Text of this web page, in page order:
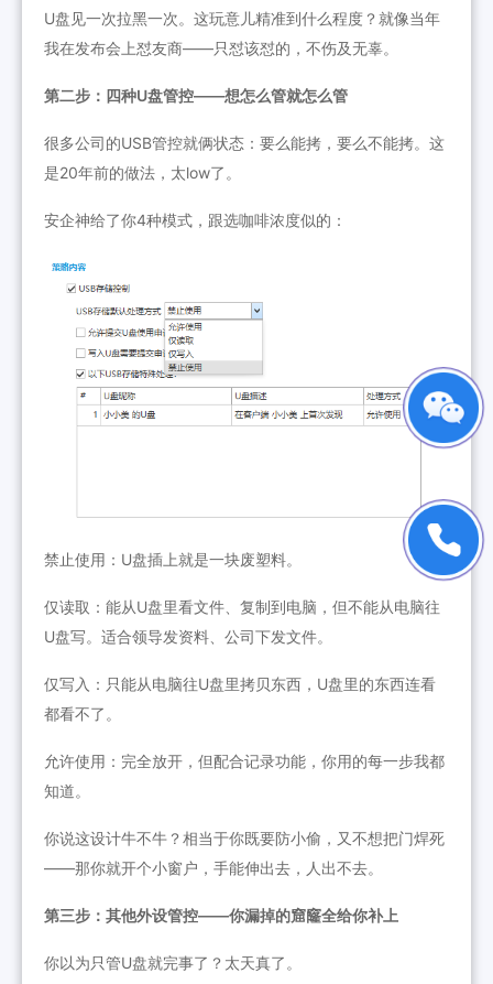
U盘见一次拉黑一次。这玩意儿精准到什么程度？就像当年
我在发布会上怼友商——只怼该怼的，不伤及无辜。
第二步：四种U盘管控——想怎么管就怎么管
很多公司的USB管控就俩状态：要么能拷，要么不能拷。这
是20年前的做法，太low了。
安企神给了你4种模式，跟选咖啡浓度似的：
禁止使用：U盘插上就是一块废塑料。
仅读取：能从U盘里看文件、复制到电脑，但不能从电脑往
U盘写。适合领导发资料、公司下发文件。
仅写入：只能从电脑往U盘里拷贝东西，U盘里的东西连看
都看不了。
允许使用：完全放开，但配合记录功能，你用的每一步我都
知道。
你说这设计牛不牛？相当于你既要防小偷，又不想把门焊死
——那你就开个小窗户，手能伸出去，人出不去。
第三步：其他外设管控——你漏掉的窟窿全给你补上
你以为只管U盘就完事了？太天真了。